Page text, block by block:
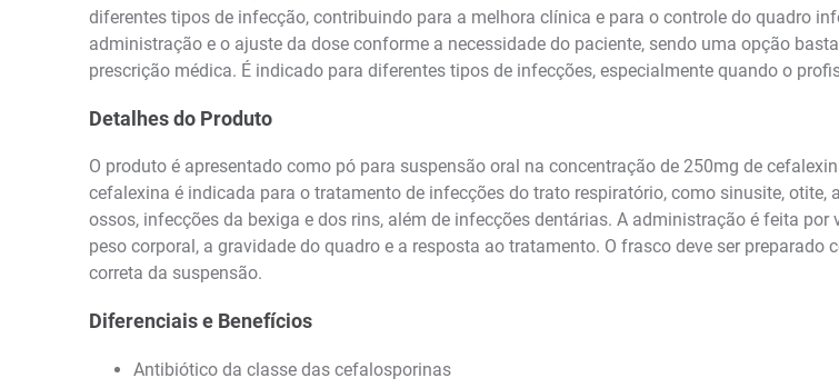
diferentes tipos de infecção, contribuindo para a melhora clínica e para o controle do quadro
administração e o ajuste da dose conforme a necessidade do paciente, sendo uma opção
prescrição médica. É indicado para diferentes tipos de infecções, especialmente quando o
Detalhes do Produto
O produto é apresentado como pó para suspensão oral na concentração de 250mg de
cefalexina é indicada para o tratamento de infecções do trato respiratório, como sinusite,
ossos, infecções da bexiga e dos rins, além de infecções dentárias. A administração é feita
peso corporal, a gravidade do quadro e a resposta ao tratamento. O frasco deve ser
correta da suspensão.
Diferenciais e Benefícios
Antibiótico da classe das cefalosporinas